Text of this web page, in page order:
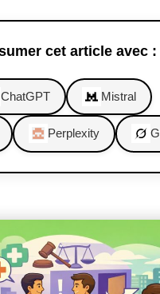
cet article avec :
ChatGPT Mistral
Perplexity